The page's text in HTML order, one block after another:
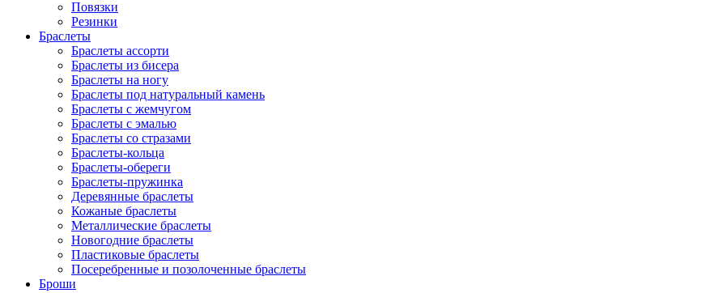
Повязки
Резинки
Браслеты
Браслеты ассорти
Браслеты из бисера
Браслеты на ногу
Браслеты под натуральный камень
Браслеты с жемчугом
Браслеты с эмалью
Браслеты со стразами
Браслеты-кольца
Браслеты-обереги
Браслеты-пружинка
Деревянные браслеты
Кожаные браслеты
Металлические браслеты
Новогодние браслеты
Пластиковые браслеты
Посеребренные и позолоченные браслеты
Броши